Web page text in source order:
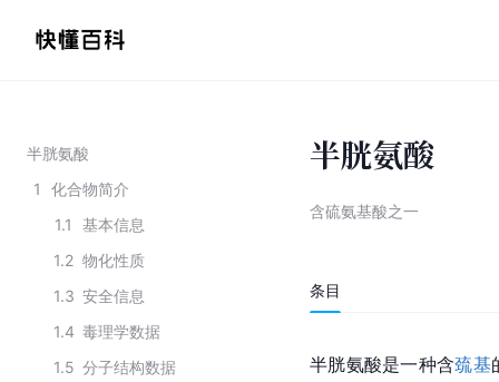
半胱氨酸
1
化合物简介
1.1
基本信息
1.2 物化性质
1.3 安全信息
1.4 毒理学数据
1.5 分子结构数据
半胱氨酸
含硫氨基酸之一
条目
半胱氨酸是一种含巯基